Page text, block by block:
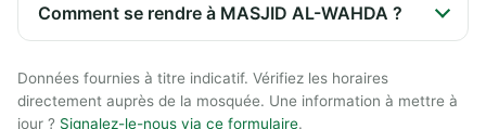
Comment se rendre à MASJID AL-WAHDA ?
Données fournies à titre indicatif. Vérifiez les horaires
directement auprès de la mosquée. Une information à mettre à
jour ? Signalez-le-nous via ce formulaire.